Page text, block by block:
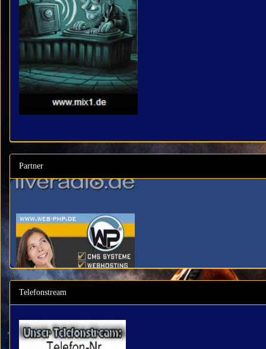
Partner
Telefonstream